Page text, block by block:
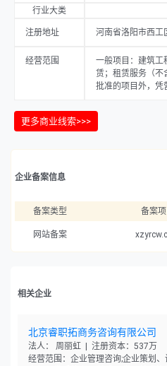
行业大类
注册地址 河南省洛阳市西工
经营范围
一般项目：建筑工
赁；租赁服务（不
批准的项目外，凭
更多商业线索>>>
企业备案信息
备案类型 备案项
网站备案
相关企业
北京睿职拓商务咨询有限公司
法人： 周丽虹 | 注册资本：537万
经营范围：企业管理咨询;企业策划